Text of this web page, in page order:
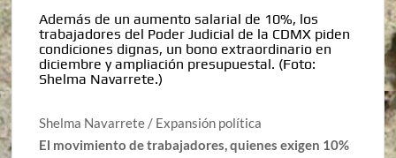
Además de un aumento salarial de 10%, los
trabajadores del Poder Judicial de la CDMX piden
condiciones dignas, un bono extraordinario en
diciembre y ampliación presupuestal. (Foto:
Shelma Navarrete.)
Shelma Navarrete / Expansión política
El movimiento de trabajadores, quienes exigen 10%